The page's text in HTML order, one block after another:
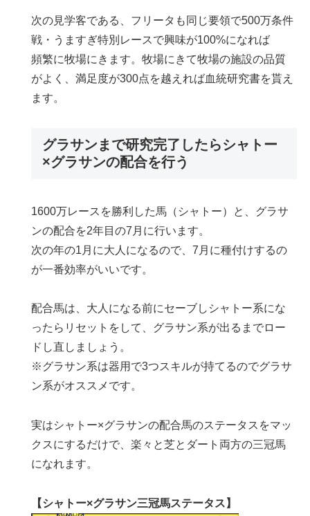
次の見学客である、フリータも同じ要領で500万条件
戦・うますぎ特別レースで興味が100%になれば
頻繁に牧場にきます。牧場にきて牧場の施設の品質
がよく、満足度が300点を越えれば血統研究書を貰え
ます。
グラサンまで研究完了したらシャトー
×グラサンの配合を行う
1600万レースを勝利した馬（シャトー）と、グラサ
ンの配合を2年目の7月に行います。
次の年の1月に大人になるので、7月に種付けするの
が一番効率がいいです。
配合馬は、大人になる前にセーブしシャトー系にな
ったらリセットをして、グラサン系が出るまでロー
ドし直しましょう。
※グラサン系は器用で3つスキルが持てるのでグラサ
ン系がオススメです。
実はシャトー×グラサンの配合馬のステータスをマッ
クスにするだけで、楽々と芝とダート両方の三冠馬
になれます。
【シャトー×グラサン三冠馬ステータス】